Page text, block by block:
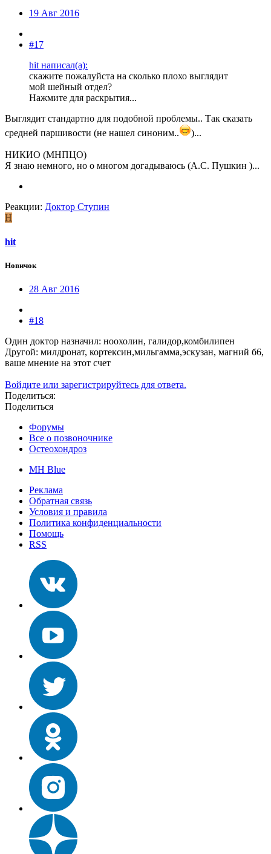
19 Авг 2016
#17
hit написал(а):
скажите пожалуйста на сколько плохо выглядит
мой шейный отдел?
Нажмите для раскрытия...
Выглядит стандартно для подобной проблемы.. Так сказать
средней паршивости (не нашел синоним..
)...
НИКИО (МНПЦО)
Я знаю немного, но о многом догадываюсь (А.С. Пушкин )...
Реакции: Доктор Ступин
H
hit
Новичок
28 Авг 2016
#18
Один доктор назначил: ноохолин, галидор,комбилипен
Другой: милдронат, кортексин,мильгамма,эскузан, магний б6,
ваше мнение на этот счет
Войдите или зарегистрируйтесь для ответа.
Поделиться:
Поделиться
Форумы
Все о позвоночнике
Остеохондроз
MH Blue
Реклама
Обратная связь
Условия и правила
Политика конфиденциальности
Помощь
RSS